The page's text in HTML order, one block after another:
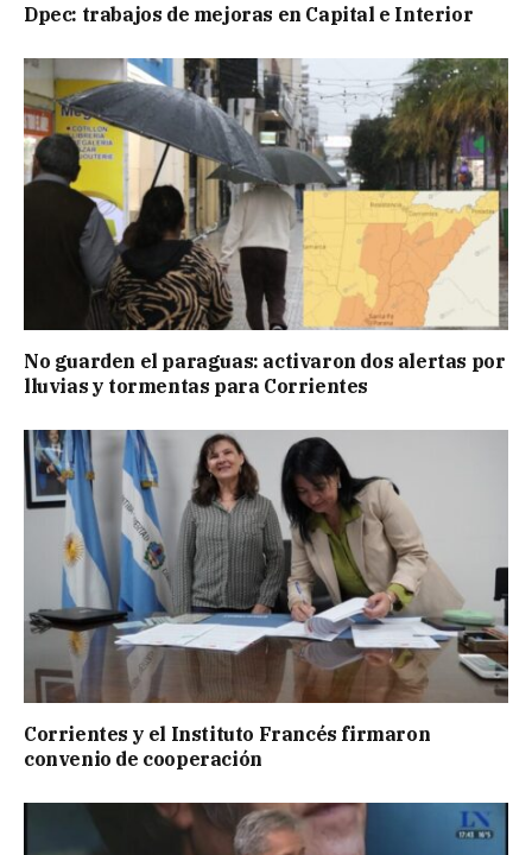
Dpec: trabajos de mejoras en Capital e Interior
No guarden el paraguas: activaron dos alertas por
lluvias y tormentas para Corrientes
Corrientes y el Instituto Francés firmaron
convenio de cooperación